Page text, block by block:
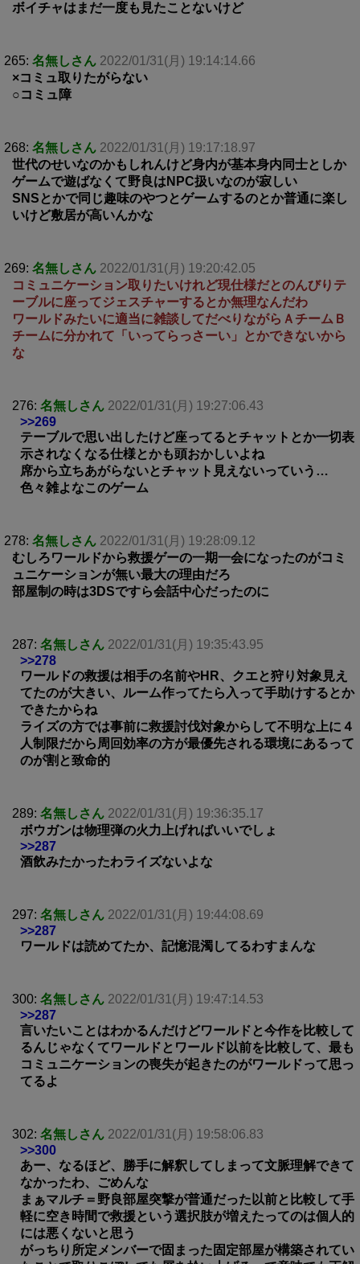
ボイチャはまだ一度も見たことないけど
265: 名無しさん 2022/01/31(月) 19:14:14.66
×コミュ取りたがらない
○コミュ障
268: 名無しさん 2022/01/31(月) 19:17:18.97
世代のせいなのかもしれんけど身内が基本身内同士としか
ゲームで遊ばなくて野良はNPC扱いなのが寂しい
SNSとかで同じ趣味のやつとゲームするのとか普通に楽し
いけど敷居が高いんかな
269: 名無しさん 2022/01/31(月) 19:20:42.05
コミュニケーション取りたいけれど現仕様だとのんびりテ
ーブルに座ってジェスチャーするとか無理なんだわ
ワールドみたいに適当に雑談してだべりながらＡチームＢ
チームに分かれて「いってらっさーい」とかできないから
な
276: 名無しさん 2022/01/31(月) 19:27:06.43
>>269
テーブルで思い出したけど座ってるとチャットとか一切表
示されなくなる仕様とかも頭おかしいよね
席から立ちあがらないとチャット見えないっていう…
色々雑よなこのゲーム
278: 名無しさん 2022/01/31(月) 19:28:09.12
むしろワールドから救援ゲーの一期一会になったのがコミ
ュニケーションが無い最大の理由だろ
部屋制の時は3DSですら会話中心だったのに
287: 名無しさん 2022/01/31(月) 19:35:43.95
>>278
ワールドの救援は相手の名前やHR、クエと狩り対象見え
てたのが大きい、ルーム作ってたら入って手助けするとか
できたからね
ライズの方では事前に救援討伐対象からして不明な上に４
人制限だから周回効率の方が最優先される環境にあるって
のが割と致命的
289: 名無しさん 2022/01/31(月) 19:36:35.17
ボウガンは物理弾の火力上げればいいでしょ
>>287
酒飲みたかったわライズないよな
297: 名無しさん 2022/01/31(月) 19:44:08.69
>>287
ワールドは読めてたか、記憶混濁してるわすまんな
300: 名無しさん 2022/01/31(月) 19:47:14.53
>>287
言いたいことはわかるんだけどワールドと今作を比較して
るんじゃなくてワールドとワールド以前を比較して、最も
コミュニケーションの喪失が起きたのがワールドって思っ
てるよ
302: 名無しさん 2022/01/31(月) 19:58:06.83
>>300
あー、なるほど、勝手に解釈してしまって文脈理解できて
なかったわ、ごめんな
まぁマルチ＝野良部屋突撃が普通だった以前と比較して手
軽に空き時間で救援という選択肢が増えたってのは個人的
には悪くないと思う
がっちり所定メンバーで固まった固定部屋が構築されてい